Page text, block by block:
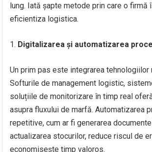
lung. Iată șapte metode prin care o firmă
eficientiza logistica.
Digitalizarea și automatizarea
Un prim pas este integrarea tehnologiilor
Softurile de management logistic,
soluțiile de monitorizare în timp real
asupra fluxului de marfă. Automatizarea
repetitive, cum ar fi generarea
actualizarea stocurilor, reduce riscul de
economisește timp valoros.